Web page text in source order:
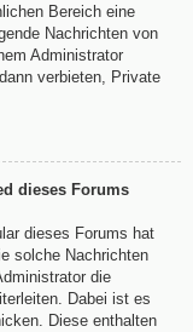
Bereich eine
Nachrichten von
Administrator
verbieten, Private
dieses Forums
dieses Forums hat
solche Nachrichten
die
Dabei ist es
Diese enthalten